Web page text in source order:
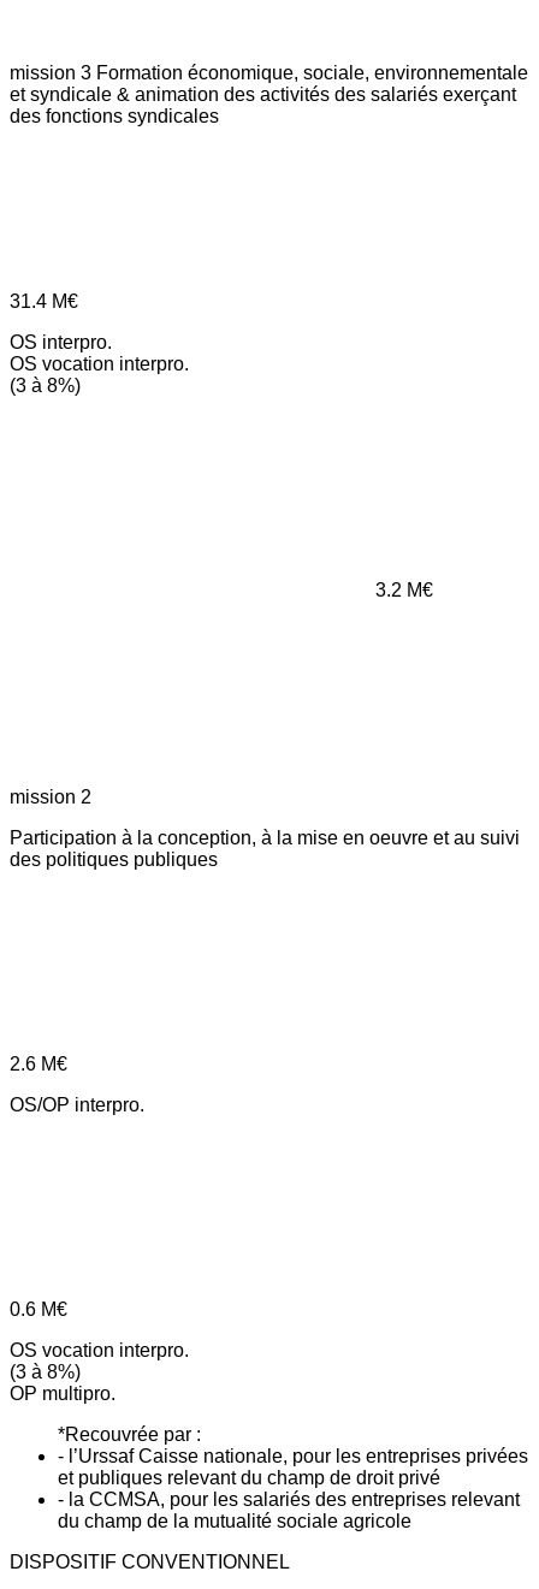
mission 3 Formation économique, sociale, environnementale
et syndicale & animation des activités des salariés exerçant
des fonctions syndicales
31.4 M€
OS interpro.
OS vocation interpro.
(3 à 8%)
3.2 M€
mission 2
Participation à la conception, à la mise en oeuvre et au suivi
des politiques publiques
2.6 M€
OS/OP interpro.
0.6 M€
OS vocation interpro.
(3 à 8%)
OP multipro.
*Recouvrée par :
- l’Urssaf Caisse nationale, pour les entreprises privées
et publiques relevant du champ de droit privé
- la CCMSA, pour les salariés des entreprises relevant
du champ de la mutualité sociale agricole
DISPOSITIF CONVENTIONNEL